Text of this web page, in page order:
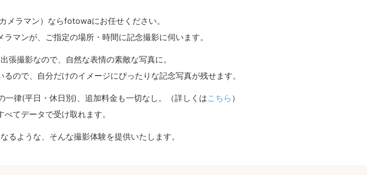
メラマン）ならfotowaにお任せください。
マンが、ご指定の場所・時間に記念撮影に伺います。
張撮影なので、自然な表情の素敵な写真に。
ので、自分だけのイメージにぴったりな記念写真が残せます。
律(平日・休日別)、追加料金も一切なし。（詳しくはこちら ）
てデータで受け取れます。
るような、そんな撮影体験を提供いたします。